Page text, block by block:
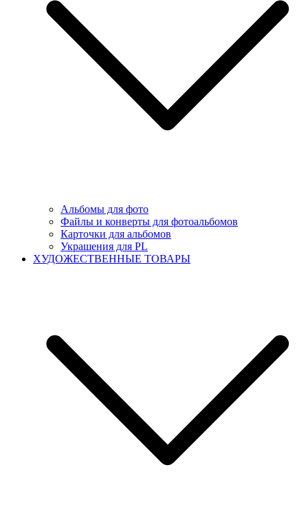
Альбомы для фото
Файлы и конверты для фотоальбомов
Карточки для альбомов
Украшения для PL
ХУДОЖЕСТВЕННЫЕ ТОВАРЫ